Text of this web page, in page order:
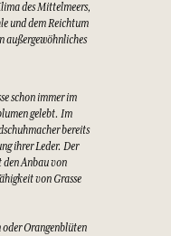
des Mittelmeers,
und dem Reichtum
außergewöhnliches
schon immer im
gelebt. Im
bereits
ihrer Leder. Der
den Anbau von
von Grasse
oder Orangenblüten